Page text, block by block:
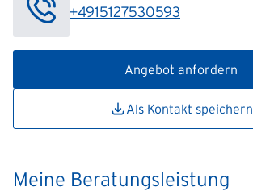
+4915127530593
Angebot anfordern
Als Kontakt speichern
Meine Beratungsleistung